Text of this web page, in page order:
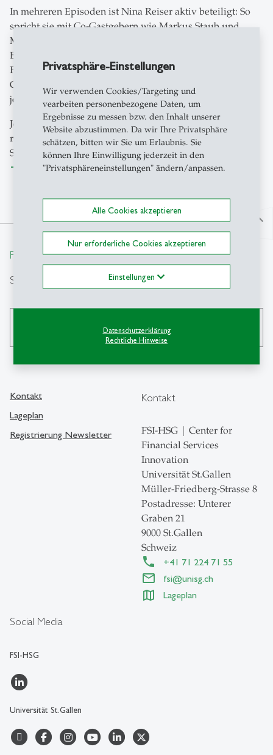
Privatsphäre-Einstellungen
Wir verwenden Cookies/Targeting und
vearbeiten personenbezogene Daten, um
Ergebnisse zu messen bzw. den Inhalt unserer
Website abzustimmen. Da wir Ihre Privatsphäre
schätzen, bitten wir Sie um Erlaubnis. Sie
können Ihre Einwilligung jederzeit in den
"Privatsphäreneinstellungen" ändern/anpassen.
Alle Cookies akzeptieren
Nur erforderliche Cookies akzeptieren
Einstellungen
Datenschutzerklärung
Rechtliche Hinweise
In mehreren Episoden ist Nina Reiser aktiv beteiligt: So
spricht sie mit Co-Gastgebern wie Markus Staub und
Martin Hess über Kosten und Nutzen einer guten
Bankenregulierung sowie die volkswirtschaftliche
Funktion der Banken. Darüber hinaus war sie im
Gespräch über Bankenaufsicht und Bankenprivatrecht,
jeweils mit ausgewiesenen Experten.
Jetzt reinhören und mehr über die aktuellen
regulatorischen Herausforderungen für Banken im
Schweizer und internationalen Kontext erfahren!
Zum Podcast
north
From insight to impact.
Suche
Social Media
FSI-HSG
Universität St.Gallen
Kontakt
Lageplan
Registrierung Newsletter
Kontakt
FSI-HSG | Center for
Financial Services
Innovation
Universität St.Gallen
Müller-Friedberg-Strasse 8
Postadresse: Unterer
Graben 21
9000 St.Gallen
Schweiz
+41 71 224 71 55
fsi@unisg.ch
Lageplan